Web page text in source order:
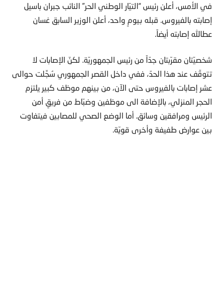
في الأمس، أعلن رئيس “التيّار الوطني الحر” النائب جبران باسيل
إصابته بالفيروس. قبله بيومٍ ‏واحد، أعلن الوزير السابق غسان
عطالله إصابته أيضاً‎.‎
شخصيّتان مقرّبتان جدّاً من رئيس الجمهوريّة. لكنّ الإصابات لا
تتوقّف عند هذا الحدّ، ففي داخل ‏القصر الجمهوري سُجِّلت حوالى
عشر إصابات بالفيروس حتى الآن، من بينهم موظف كبير ‏يلتزم
الحجر المنزلي، بالإضافة الى موظفين وضبّاط من فريقٍ أمن
الرئيس ومرافقين وسائق. ‏أما الوضع الصحي للمصابين فيتفاوت
بين عوارض طفيفة وأخرى قويّة‎.‎